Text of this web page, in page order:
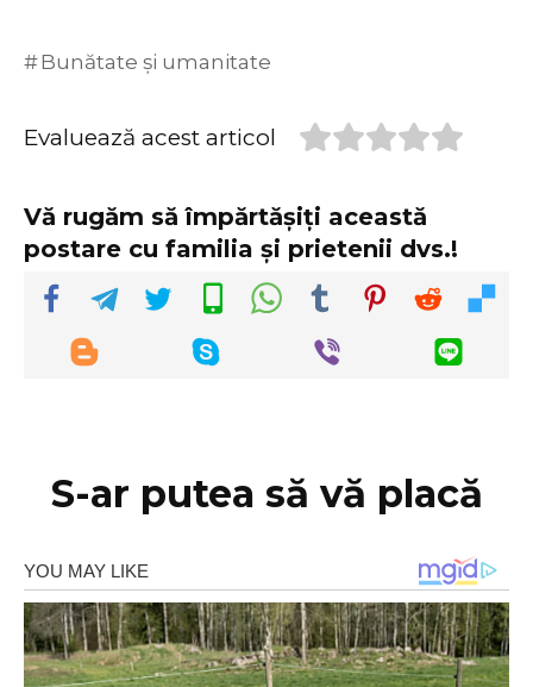
Bunătate și umanitate
Evaluează acest articol
Vă rugăm să împărtășiți această
postare cu familia și prietenii dvs.!
S-ar putea să vă placă